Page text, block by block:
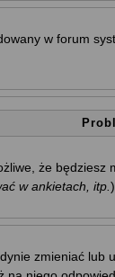
w forum
że
w ankietach, itp. )
zmieniać lub